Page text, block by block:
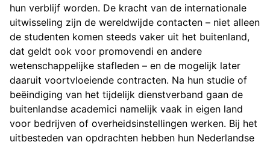
hun verblijf worden. De kracht van de internationale
uitwisseling zijn de wereldwijde contacten – niet alleen
de studenten komen steeds vaker uit het buitenland,
dat geldt ook voor promovendi en andere
wetenschappelijke stafleden – en de mogelijk later
daaruit voortvloeiende contracten. Na hun studie of
beëindiging van het tijdelijk dienstverband gaan de
buitenlandse academici namelijk vaak in eigen land
voor bedrijven of overheidsinstellingen werken. Bij het
uitbesteden van opdrachten hebben hun Nederlandse